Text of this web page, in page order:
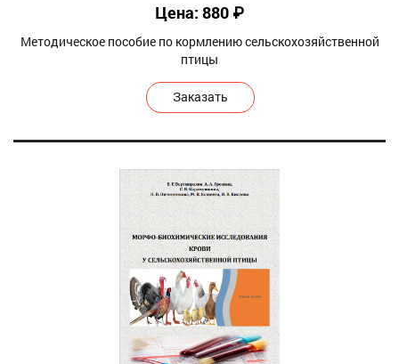
Цена: 880 ₽
Методическое пособие по кормлению сельскохозяйственной
птицы
Заказать